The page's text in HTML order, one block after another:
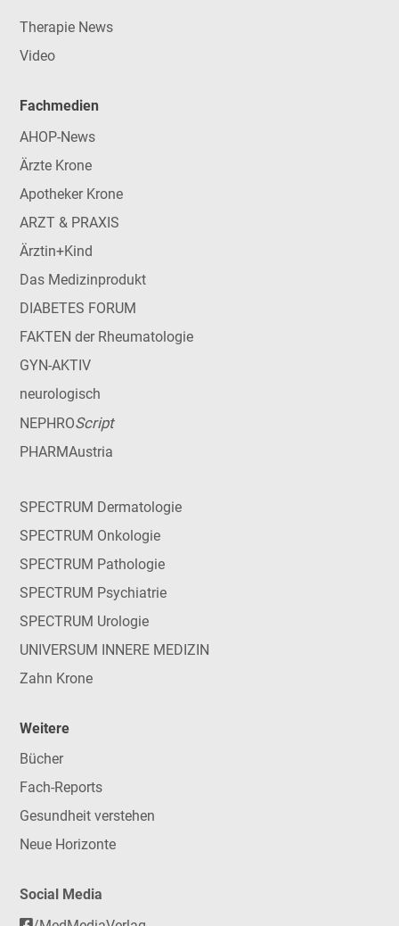
Therapie News
Video
Fachmedien
AHOP-News
Ärzte Krone
Apotheker Krone
ARZT & PRAXIS
Ärztin+Kind
Das Medizinprodukt
DIABETES FORUM
FAKTEN der Rheumatologie
GYN-AKTIV
neurologisch
NEPHROScript
PHARMAustria
SPECTRUM Dermatologie
SPECTRUM Onkologie
SPECTRUM Pathologie
SPECTRUM Psychiatrie
SPECTRUM Urologie
UNIVERSUM INNERE MEDIZIN
Zahn Krone
Weitere
Bücher
Fach-Reports
Gesundheit verstehen
Neue Horizonte
Social Media